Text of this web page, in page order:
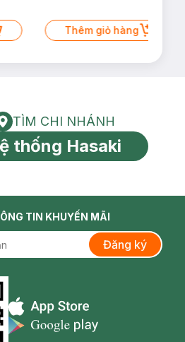
Thêm giỏ hàng
Tìm chi nhánh
TÌM CHI NHÁNH
thống Hasaki
TIN KHUYẾN MÃI
Đăng ký
Appstore icon